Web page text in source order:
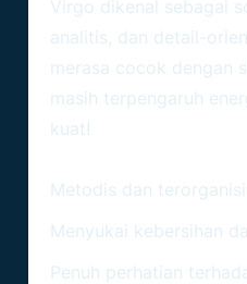
Virgo dikenal sebagai
analitis, dan detail-
merasa cocok dengan
masih terpengaruh
kuat!
Metodis dan terorganisir.
Menyukai kebersihan
Penuh perhatian